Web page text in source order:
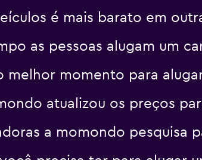
é mais barato em
as pessoas alugam um
melhor momento para
atualizou os preços
a momondo pesquisa